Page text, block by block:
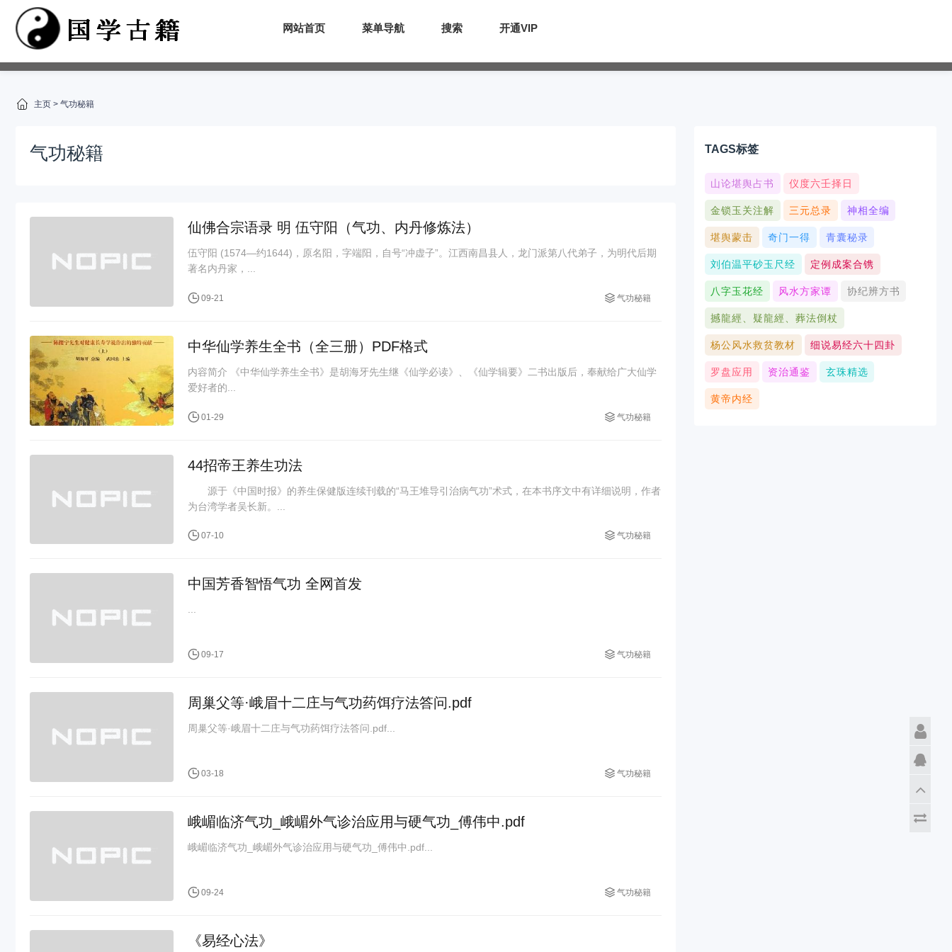
网站首页 菜单导航 搜索 开通VIP
主页 > 气功秘籍
气功秘籍
仙佛合宗语录 明 伍守阳（气功、内丹修炼法）
伍守阳 (1574—约1644)，原名阳，字端阳，自号“冲虚子”。江西南昌县人，龙门派第八代弟子，为明代后期
著名内丹家，...
09-21 气功秘籍
中华仙学养生全书（全三册）PDF格式
内容简介 《中华仙学养生全书》是胡海牙先生继《仙学必读》、《仙学辑要》二书出版后，奉献给广大仙学
爱好者的...
01-29 气功秘籍
44招帝王养生功法
源于《中国时报》的养生保健版连续刊载的“马王堆导引治病气功”术式，在本书序文中有详细说明，作者
为台湾学者吴长新。...
07-10 气功秘籍
中国芳香智悟气功 全网首发
...
09-17 气功秘籍
周巢父等·峨眉十二庄与气功药饵疗法答问.pdf
周巢父等·峨眉十二庄与气功药饵疗法答问.pdf...
03-18 气功秘籍
峨嵋临济气功_峨嵋外气诊治应用与硬气功_傅伟中.pdf
峨嵋临济气功_峨嵋外气诊治应用与硬气功_傅伟中.pdf...
09-24 气功秘籍
《易经心法》
TAGS标签
山论堪舆占书 仪度六壬择日
金锁玉关注解 三元总录 神相全编
堪舆蒙击 奇门一得 青囊秘录
刘伯温平砂玉尺经 定例成案合镌
八字玉花经 风水方家谭 协纪辨方书
撼龍經、疑龍經、葬法倒杖
杨公风水救贫教材 细说易经六十四卦
罗盘应用 资治通鉴 玄珠精选
黄帝内经